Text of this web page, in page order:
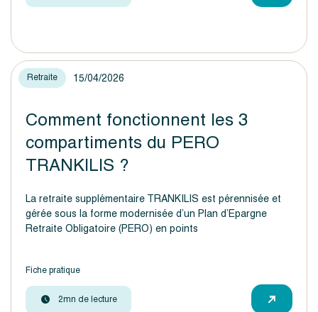
Retraite 15/04/2026
Comment fonctionnent les 3
compartiments du PERO
TRANKILIS ?
La retraite supplémentaire TRANKILIS est pérennisée et
gérée sous la forme modernisée d’un Plan d’Epargne
Retraite Obligatoire (PERO) en points
Fiche pratique
2mn de lecture